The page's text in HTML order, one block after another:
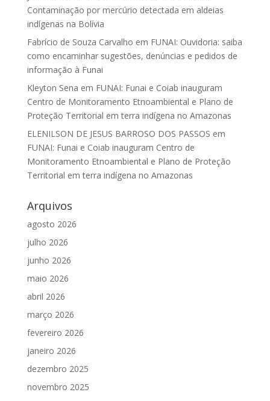
Contaminação por mercúrio detectada em aldeias
indígenas na Bolívia
Fabrício de Souza Carvalho em FUNAI: Ouvidoria: saiba
como encaminhar sugestões, denúncias e pedidos de
informação à Funai
Kleyton Sena em FUNAI: Funai e Coiab inauguram
Centro de Monitoramento Etnoambiental e Plano de
Proteção Territorial em terra indígena no Amazonas
ELENILSON DE JESUS BARROSO DOS PASSOS em
FUNAI: Funai e Coiab inauguram Centro de
Monitoramento Etnoambiental e Plano de Proteção
Territorial em terra indígena no Amazonas
Arquivos
agosto 2026
julho 2026
junho 2026
maio 2026
abril 2026
março 2026
fevereiro 2026
janeiro 2026
dezembro 2025
novembro 2025